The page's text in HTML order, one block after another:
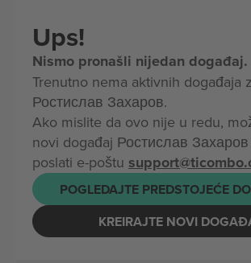
Ups!
Nismo pronašli nijedan događaj.
Trenutno nema aktivnih događaja
Ростислав Захаров.
Ako mislite da ovo nije u redu,
novi događaj Ростислав
poslati e-poštu
POGLEDAJTE PREDSTOJEĆE
KREIRAJTE NOVI